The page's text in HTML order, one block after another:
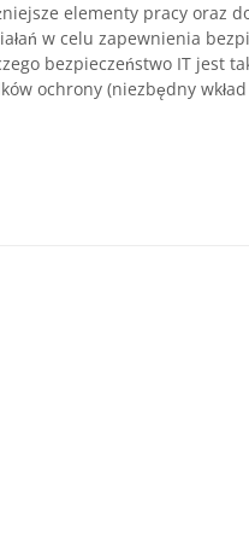
elementy pracy oraz
w celu zapewnienia
bezpieczeństwo IT jest
ochrony (niezbędny